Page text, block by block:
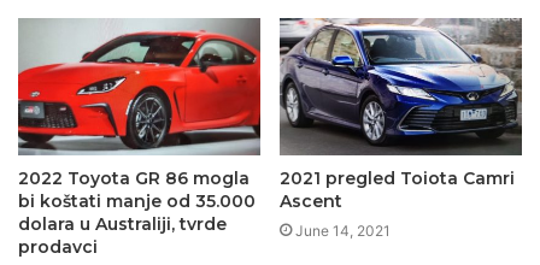
2022 Toyota GR 86 mogla
bi koštati manje od 35.000
dolara u Australiji, tvrde
prodavci
2021 pregled Toiota Camri
Ascent
June 14, 2021